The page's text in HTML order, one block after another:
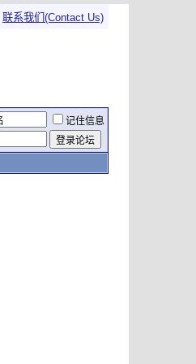
联系我们(Contact Us)
记住信息